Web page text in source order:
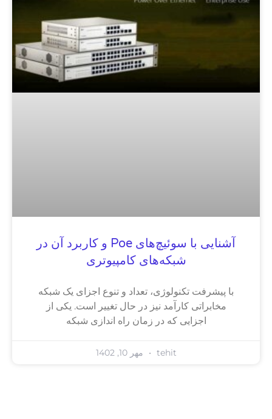
آشنایی با سوئیچ‌های Poe و کاربرد آن در
شبکه‌های کامپیوتری
با پیشرفت تکنولوژی، تعداد و تنوع اجزای یک شبکه
مخابراتی کارآمد نیز در حال تغییر است. یکی از
اجزایی که در زمان راه اندازی شبکه
tehit مهر 10, 1402